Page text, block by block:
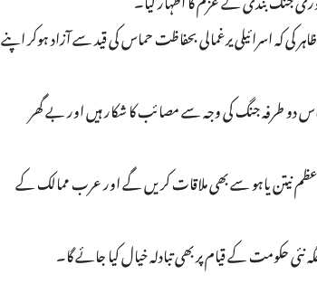
کہ اسرائیلی یرغمالی بحفاظت حماس کی قید سے آزاد ہوکر اپنے
اس دو طرفہ جنگ کی وجہ سے مصائب کا شکار ہیں اور بے گھر
نیتن یاہو سے بھی ملاقات کریں گے اور عرب ممالک کے
حکومت کے قیام پر بھی تبادلہ خیال کیا جائے گا۔